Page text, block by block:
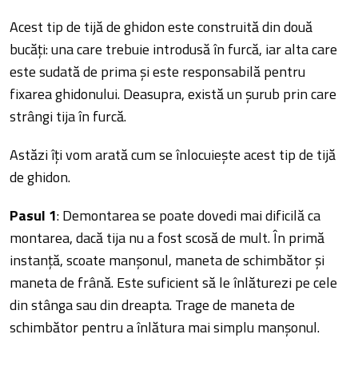
Acest tip de tijă de ghidon este construită din două
bucăți: una care trebuie introdusă în furcă, iar alta care
este sudată de prima și este responsabilă pentru
fixarea ghidonului. Deasupra, există un șurub prin care
strângi tija în furcă.
Astăzi îți vom arată cum se înlocuiește acest tip de tijă
de ghidon.
Pasul 1: Demontarea se poate dovedi mai dificilă ca
montarea, dacă tija nu a fost scosă de mult. În primă
instanță, scoate manșonul, maneta de schimbător și
maneta de frână. Este suficient să le înlăturezi pe cele
din stânga sau din dreapta. Trage de maneta de
schimbător pentru a înlătura mai simplu manșonul.